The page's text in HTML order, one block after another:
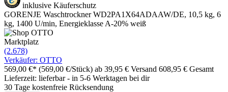
inklusive Käuferschutz
GORENJE Waschtrockner WD2PA1X64ADAAW/DE, 10,5 kg, 6
kg, 1400 U/min, Energieklasse A-20% weiß
Marktplatz
(2.678)
Verkäufer: OTTO
569,00 €* (569,00 €/Stück) ab 39,95 € Versand 608,95 € Gesamt
Lieferzeit: lieferbar - in 5-6 Werktagen bei dir
30 Tage kostenfreie Rücksendung